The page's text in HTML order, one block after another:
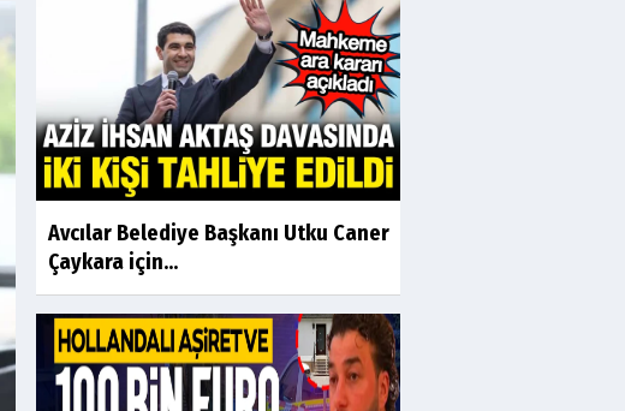
Avcılar Belediye Başkanı Utku Caner
Çaykara için...